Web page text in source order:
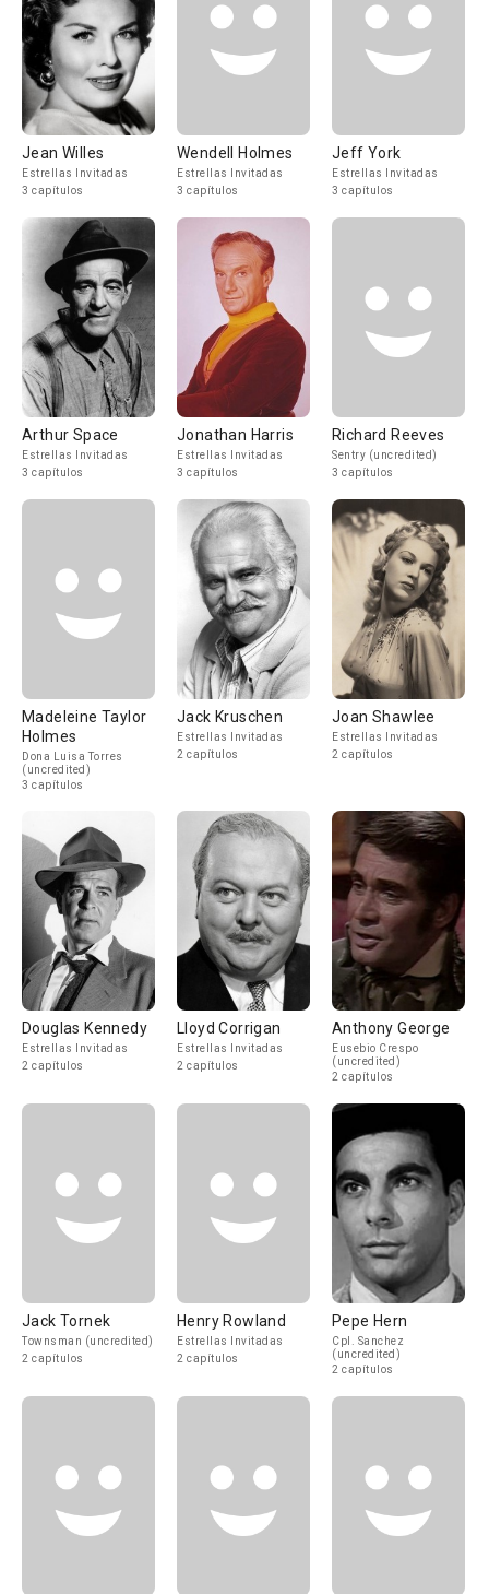
Jean Willes
Estrellas Invitadas
3 capítulos
Wendell Holmes
Estrellas Invitadas
3 capítulos
Jeff York
Estrellas Invitadas
3 capítulos
Arthur Space
Estrellas Invitadas
3 capítulos
Jonathan Harris
Estrellas Invitadas
3 capítulos
Richard Reeves
Sentry (uncredited)
3 capítulos
Madeleine Taylor
Holmes
Dona Luisa Torres
(uncredited)
3 capítulos
Jack Kruschen
Estrellas Invitadas
2 capítulos
Joan Shawlee
Estrellas Invitadas
2 capítulos
Douglas Kennedy
Estrellas Invitadas
2 capítulos
Lloyd Corrigan
Estrellas Invitadas
2 capítulos
Anthony George
Eusebio Crespo
(uncredited)
2 capítulos
Jack Tornek
Townsman (uncredited)
2 capítulos
Henry Rowland
Estrellas Invitadas
2 capítulos
Pepe Hern
Cpl. Sanchez
(uncredited)
2 capítulos